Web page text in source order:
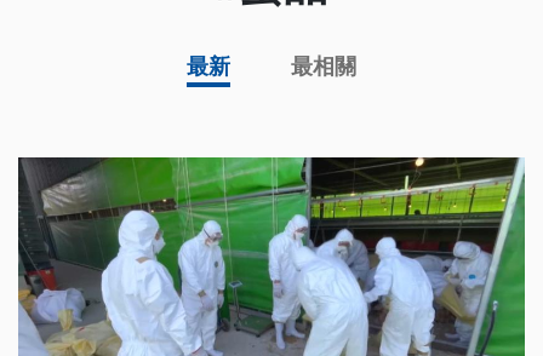
最新 最相關